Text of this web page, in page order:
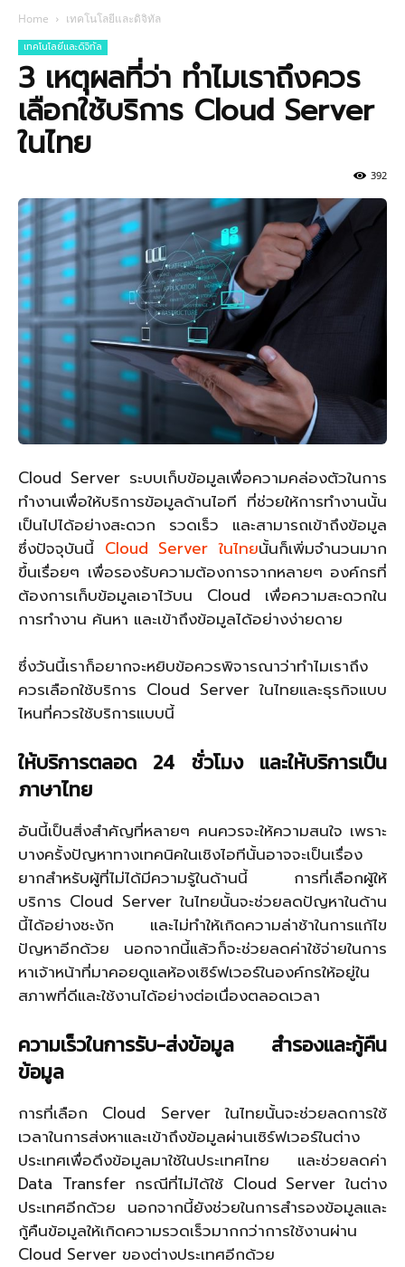
Home เทคโนโลยีและดิจิทัล
เทคโนโลยีและดิจิทัล
3 เหตุผลที่ว่า ทำไมเราถึงควร
เลือกใช้บริการ Cloud Server
ในไทย
392
Cloud Server ระบบเก็บข้อมูลเพื่อความคล่องตัวในการ
ทำงานเพื่อให้บริการข้อมูลด้านไอที ที่ช่วยให้การทำงานนั้น
เป็นไปได้อย่างสะดวก รวดเร็ว และสามารถเข้าถึงข้อมูล
ซึ่งปัจจุบันนี้ Cloud Server ในไทยนั้นก็เพิ่มจำนวนมาก
ขึ้นเรื่อยๆ เพื่อรองรับความต้องการจากหลายๆ องค์กรที่
ต้องการเก็บข้อมูลเอาไว้บน Cloud เพื่อความสะดวกใน
การทำงาน ค้นหา และเข้าถึงข้อมูลได้อย่างง่ายดาย
ซึ่งวันนี้เราก็อยากจะหยิบข้อควรพิจารณาว่าทำไมเราถึง
ควรเลือกใช้บริการ Cloud Server ในไทยและธุรกิจแบบ
ไหนที่ควรใช้บริการแบบนี้
ให้บริการตลอด 24 ชั่วโมง และให้บริการเป็น
ภาษาไทย
อันนี้เป็นสิ่งสำคัญที่หลายๆ คนควรจะให้ความสนใจ เพราะ
บางครั้งปัญหาทางเทคนิคในเชิงไอทีนั้นอาจจะเป็นเรื่อง
ยากสำหรับผู้ที่ไม่ได้มีความรู้ในด้านนี้ การที่เลือกผู้ให้
บริการ Cloud Server ในไทยนั้นจะช่วยลดปัญหาในด้าน
นี้ได้อย่างชะงัก และไม่ทำให้เกิดความล่าช้าในการแก้ไข
ปัญหาอีกด้วย นอกจากนี้แล้วก็จะช่วยลดค่าใช้จ่ายในการ
หาเจ้าหน้าที่มาคอยดูแลห้องเซิร์ฟเวอร์ในองค์กรให้อยู่ใน
สภาพที่ดีและใช้งานได้อย่างต่อเนื่องตลอดเวลา
ความเร็วในการรับ-ส่งข้อมูล สำรองและกู้คืน
ข้อมูล
การที่เลือก Cloud Server ในไทยนั้นจะช่วยลดการใช้
เวลาในการส่งหาและเข้าถึงข้อมูลผ่านเซิร์ฟเวอร์ในต่าง
ประเทศเพื่อดึงข้อมูลมาใช้ในประเทศไทย และช่วยลดค่า
Data Transfer กรณีที่ไม่ได้ใช้ Cloud Server ในต่าง
ประเทศอีกด้วย นอกจากนี้ยังช่วยในการสำรองข้อมูลและ
กู้คืนข้อมูลให้เกิดความรวดเร็วมากกว่าการใช้งานผ่าน
Cloud Server ของต่างประเทศอีกด้วย